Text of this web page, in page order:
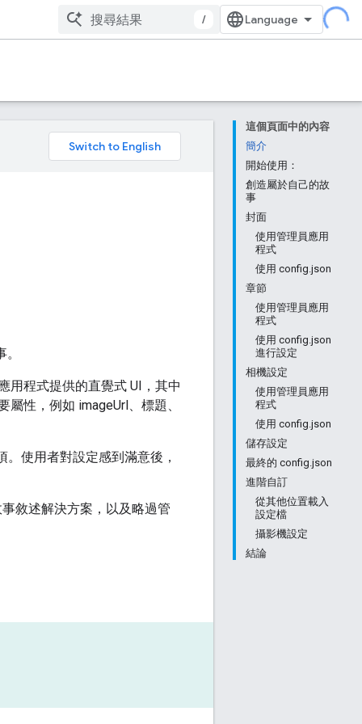
/
這個頁面中的內容
簡介
開始使用：
創造屬於自己的故
事
封面
使用管理員應用
程式
使用 config.json
章節
使用管理員應用
程式
使用 config.json
進行設定
相機設定
使用管理員應用
程式
使用 config.json
儲存設定
最終的 config.json
進階自訂
從其他位置載入
設定檔
攝影機設定
結論
用程式提供的直覺式 UI，其中
性，例如 imageUrl、標題、
使用者對設定感到滿意後，
敘述解決方案，以及略過管